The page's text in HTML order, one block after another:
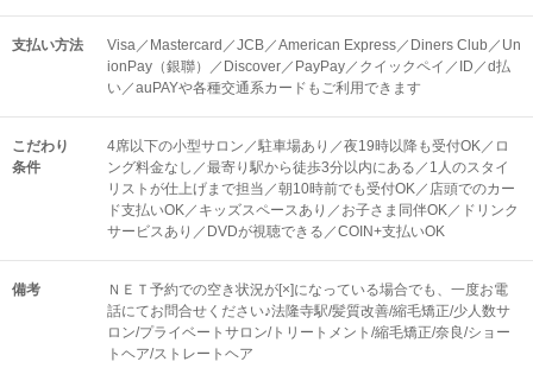
支払い方法
Visa／Mastercard／JCB／American Express／Diners Club／Un
ionPay（銀聯）／Discover／PayPay／クイックペイ／ID／d払
い／auPAYや各種交通系カードもご利用できます
こだわり
条件
4席以下の小型サロン／駐車場あり／夜19時以降も受付OK／ロ
ング料金なし／最寄り駅から徒歩3分以内にある／1人のスタイ
リストが仕上げまで担当／朝10時前でも受付OK／店頭でのカー
ド支払いOK／キッズスペースあり／お子さま同伴OK／ドリンク
サービスあり／DVDが視聴できる／COIN+支払いOK
備考
ＮＥＴ予約での空き状況が[×]になっている場合でも、一度お電
話にてお問合せください♪法隆寺駅/髪質改善/縮毛矯正/少人数サ
ロン/プライベートサロン/トリートメント/縮毛矯正/奈良/ショー
トヘア/ストレートヘア